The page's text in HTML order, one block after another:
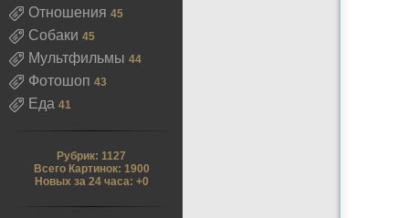
Отношения 45
Собаки 45
Мультфильмы 44
Фотошоп 43
Еда 41
Рубрик: 1127
Всего Картинок: 1900
Новых за 24 часа: +0